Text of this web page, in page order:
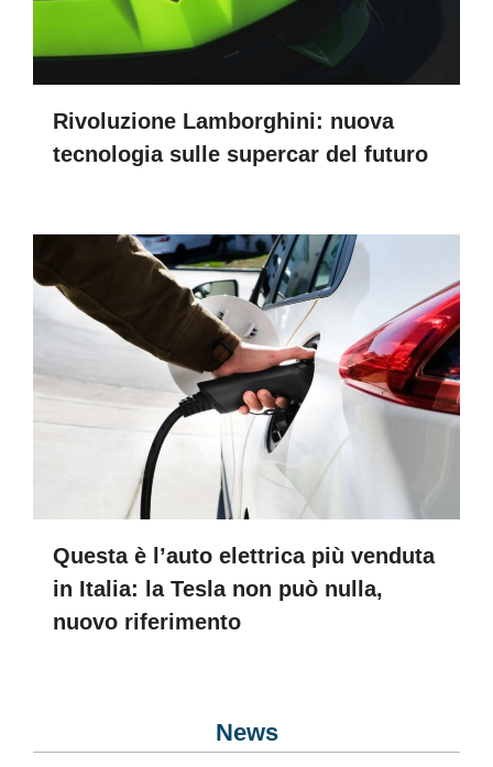
Rivoluzione Lamborghini: nuova
tecnologia sulle supercar del futuro
Questa è l’auto elettrica più venduta
in Italia: la Tesla non può nulla,
nuovo riferimento
News